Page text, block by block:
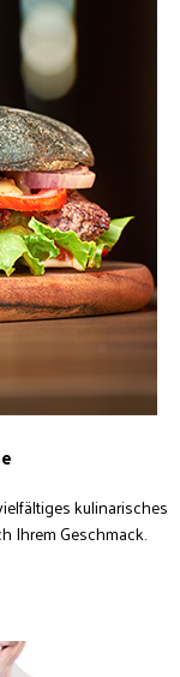
kulinarisches
Ihrem Geschmack.